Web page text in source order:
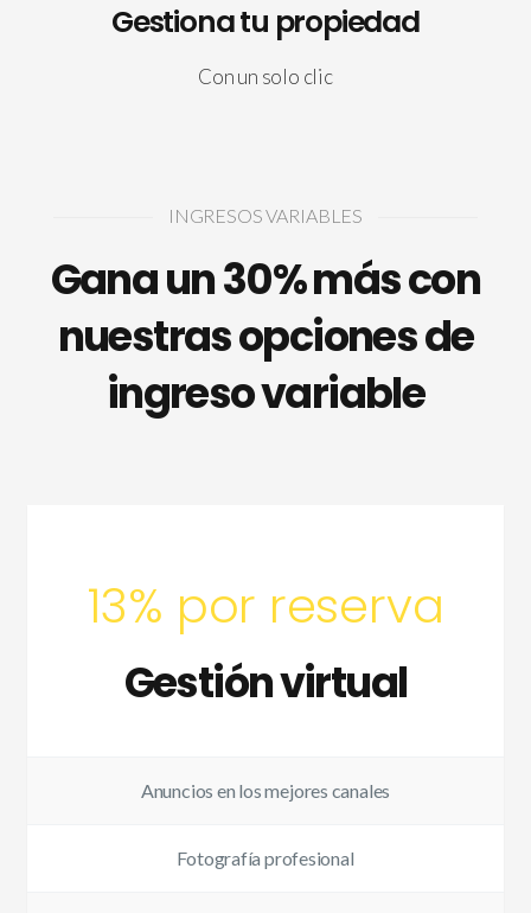
Gestiona tu propiedad
Con un solo clic
INGRESOS VARIABLES
Gana un 30% más con
nuestras opciones de
ingreso variable
13% por reserva
Gestión virtual
Anuncios en los mejores canales
Fotografía profesional